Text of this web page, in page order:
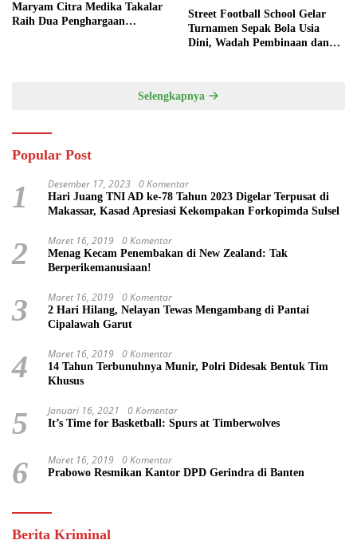
Maryam Citra Medika Takalar
Raih Dua Penghargaan
Street Football School Gelar
Turnamen Sepak Bola Usia
Dini, Wadah Pembinaan dan
Selengkapnya
Popular Post
1 Desember 17, 2023 0 Komentar
Hari Juang TNI AD ke-78 Tahun 2023 Digelar Terpusat di
Makassar, Kasad Apresiasi Kekompakan Forkopimda Sulsel
2 Maret 16, 2019 0 Komentar
Menag Kecam Penembakan di New Zealand: Tak
Berperikemanusiaan!
3 Maret 16, 2019 0 Komentar
2 Hari Hilang, Nelayan Tewas Mengambang di Pantai
Cipalawah Garut
4 Maret 16, 2019 0 Komentar
14 Tahun Terbunuhnya Munir, Polri Didesak Bentuk Tim
Khusus
5 Januari 16, 2021 0 Komentar
It’s Time for Basketball: Spurs at Timberwolves
6 Maret 16, 2019 0 Komentar
Prabowo Resmikan Kantor DPD Gerindra di Banten
Berita Kriminal